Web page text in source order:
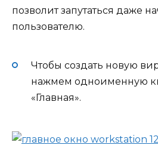
позволит запутаться даже
пользователю.
Чтобы создать новую
нажмем одноименную
«Главная».